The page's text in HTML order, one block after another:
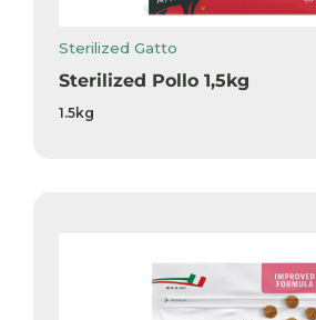
Sterilized Gatto
Sterilized Pollo 1,5kg
1.5kg